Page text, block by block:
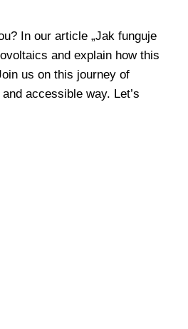
In our article „Jak funguje
and explain how this
us on this journey of
accessible way. Let’s